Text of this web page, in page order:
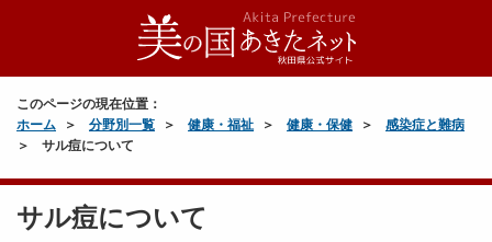
このページの現在位置：
ホーム
分野別一覧 健康・福祉 健康・保健
感染症と難病
サル痘について
サル痘について